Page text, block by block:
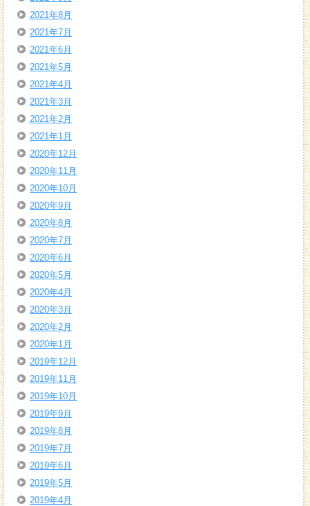
2021年8月
2021年7月
2021年6月
2021年5月
2021年4月
2021年3月
2021年2月
2021年1月
2020年12月
2020年11月
2020年10月
2020年9月
2020年8月
2020年7月
2020年6月
2020年5月
2020年4月
2020年3月
2020年2月
2020年1月
2019年12月
2019年11月
2019年10月
2019年9月
2019年8月
2019年7月
2019年6月
2019年5月
2019年4月